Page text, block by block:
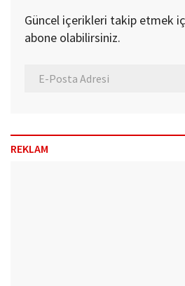
Güncel içerikleri takip etmek
abone olabilirsiniz.
REKLAM